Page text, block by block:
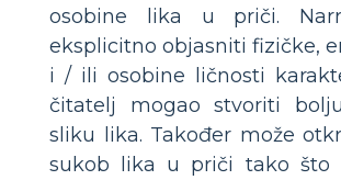
osobine lika u priči.
eksplicitno objasniti fizičke,
i / ili osobine ličnosti
čitatelj mogao stvoriti
sliku lika. Također može
sukob lika u priči tako što